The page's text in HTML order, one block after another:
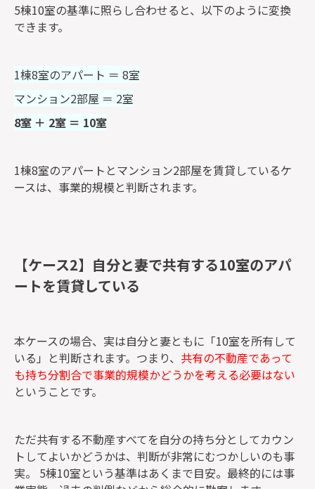
5棟10室の基準に照らし合わせると、以下のように変換
できます。
1棟8室のアパート ＝ 8室
マンション2部屋 ＝ 2室
8室 ＋ 2室 ＝ 10室
1棟8室のアパートとマンション2部屋を賃貸しているケ
ースは、事業的規模と判断されます。
【ケース2】自分と妻で共有する10室のアパ
ートを賃貸している
本ケースの場合、実は自分と妻ともに「10室を所有して
いる」と判断されます。つまり、 共有の不動産であって
も持ち分割合で事業的規模かどうかを考える必要はない
ということです。
ただ共有する不動産すべてを自分の持ち分としてカウン
トしてよいかどうかは、判断が非常にむつかしいのも事
実。 5棟10室という基準はあくまで目安。最終的には事